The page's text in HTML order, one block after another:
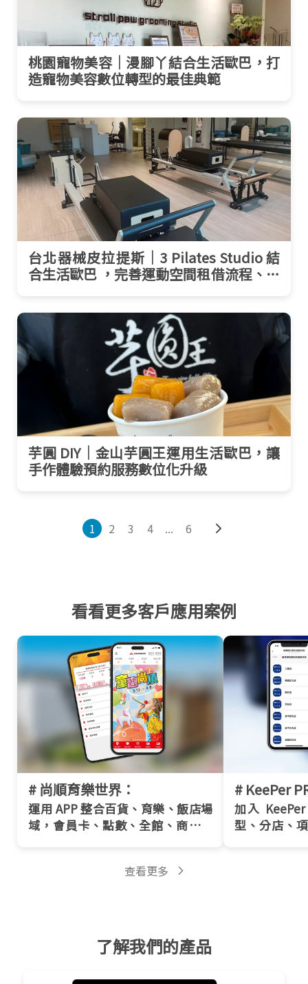
桃園寵物美容｜漫腳丫結合生活歐巴，打
造寵物美容數位轉型的最佳典範
台北器械皮拉提斯｜3 Pilates Studio 結
合生活歐巴 ，完善運動空間租借流程、實
芋圓 DIY｜金山芋圓王運用生活歐巴，讓
手作體驗預約服務數位化升級
1 2 3 4 ... 6
看看更多客戶應用案例
# 尚順育樂世界：
運用 APP 整合百貨、育樂、飯店場
域，會員卡、點數、全館、商家優
# KeePer
加入
型、分店、
查看更多
了解我們的產品